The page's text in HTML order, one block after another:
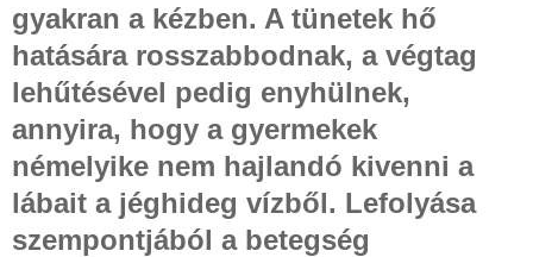
gyakran a kézben. A tünetek hő
hatására rosszabbodnak, a végtag
lehűtésével pedig enyhülnek,
annyira, hogy a gyermekek
némelyike nem hajlandó kivenni a
lábait a jéghideg vízből. Lefolyása
szempontjából a betegség